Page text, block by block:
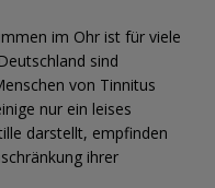
im Ohr ist für viele
sind
von Tinnitus
nur ein leises
darstellt, empfinden
ihrer